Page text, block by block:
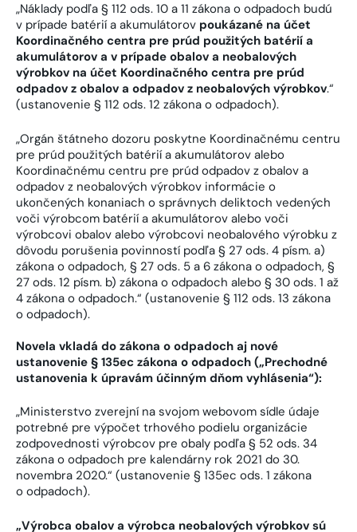
„Náklady podľa § 112 ods. 10 a 11 zákona o odpadoch budú
v prípade batérií a akumulátorov poukázané na účet
Koordinačného centra pre prúd použitých batérií a
akumulátorov a v prípade obalov a neobalových
výrobkov na účet Koordinačného centra pre prúd
odpadov z obalov a odpadov z neobalových výrobkov.“
(ustanovenie § 112 ods. 12 zákona o odpadoch).
„Orgán štátneho dozoru poskytne Koordinačnému centru
pre prúd použitých batérií a akumulátorov alebo
Koordinačnému centru pre prúd odpadov z obalov a
odpadov z neobalových výrobkov informácie o
ukončených konaniach o správnych deliktoch vedených
voči výrobcom batérií a akumulátorov alebo voči
výrobcovi obalov alebo výrobcovi neobalového výrobku z
dôvodu porušenia povinností podľa § 27 ods. 4 písm. a)
zákona o odpadoch, § 27 ods. 5 a 6 zákona o odpadoch, §
27 ods. 12 písm. b) zákona o odpadoch alebo § 30 ods. 1 až
4 zákona o odpadoch.“ (ustanovenie § 112 ods. 13 zákona
o odpadoch).
Novela vkladá do zákona o odpadoch aj nové
ustanovenie § 135ec zákona o odpadoch („Prechodné
ustanovenia k úpravám účinným dňom vyhlásenia“):
„Ministerstvo zverejní na svojom webovom sídle údaje
potrebné pre výpočet trhového podielu organizácie
zodpovednosti výrobcov pre obaly podľa § 52 ods. 34
zákona o odpadoch pre kalendárny rok 2021 do 30.
novembra 2020.“ (ustanovenie § 135ec ods. 1 zákona
o odpadoch).
„Výrobca obalov a výrobca neobalových výrobkov sú